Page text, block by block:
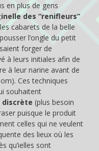
en plus de gens
des “renifleurs”
cabarets de la belle
l’ongle du petit
forger de
à leurs initiales afin de
à leur narine avant de
Ces techniques
souhaitent
discrète (plus besoin
puisque le produit
celles qui ne veulent
des lieux où les
qu’ielles sont